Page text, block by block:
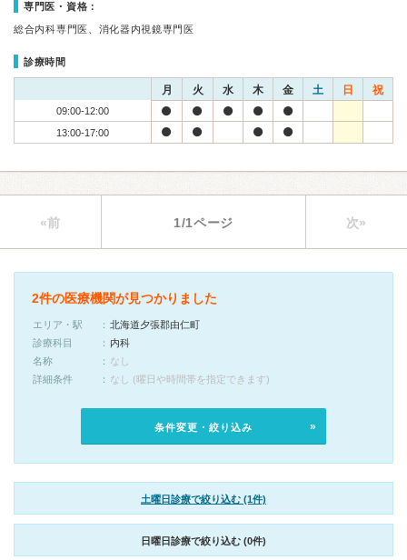
専門医・資格：
総合内科専門医、消化器内視鏡専門医
診療時間
月 火 水 木 金 土 日 祝
09:00-12:00
13:00-17:00
«前 1/1ページ 次»
2件の医療機関が見つかりました
エリア・駅
北海道夕張郡由仁町
診療科目
内科
名称
なし
詳細条件
なし (曜日や時間帯を指定できます)
条件変更・絞り込み
土曜日診療で絞り込む (1件)
日曜日診療で絞り込む (0件)